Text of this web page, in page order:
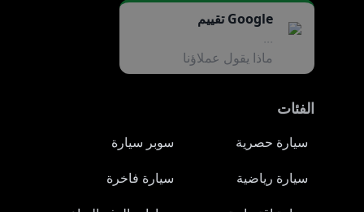
Google تقييم
ماذا يقول عملاؤنا
الفئات
سيارة حصرية
سوبر سيارة
سيارة رياضية
سيارة فاخرة